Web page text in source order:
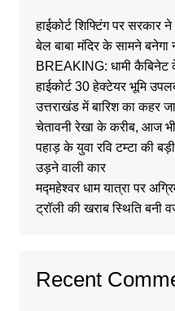
हाईकोर्ट शिफ्टिंग पर सरकार
बेल बाबा मंदिर के सामने बनेगा
BREAKING: धामी
हाईकोर्ट 30 हेक्टेयर भूमि
उत्तराखंड में बारिश का कहर
चेतावनी रेखा के करीब, आज
पहाड़ के युवा रवि टम्टा की
उड़ने वाली कार
मद्महेश्वर धाम यात्रा पर
ट्रॉली की खराब स्थिति बनी
Recent